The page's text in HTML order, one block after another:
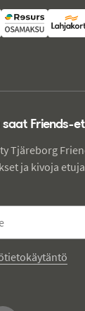
Friends-
Tjäreborg
ja kivoja